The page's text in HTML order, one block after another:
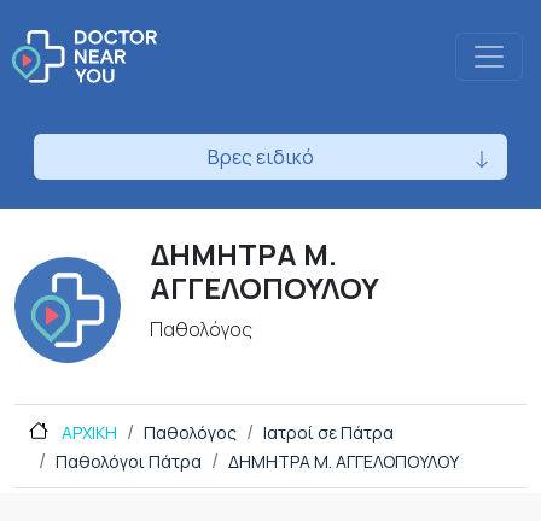
Βρες ειδικό
ΔΗΜΗΤΡΑ Μ.
ΑΓΓΕΛΟΠΟΥΛΟΥ
Παθολόγος
ΑΡΧΙΚΗ Παθολόγος
Ιατροί σε Πάτρα
Παθολόγοι Πάτρα
ΔΗΜΗΤΡΑ Μ. ΑΓΓΕΛΟΠΟΥΛΟΥ